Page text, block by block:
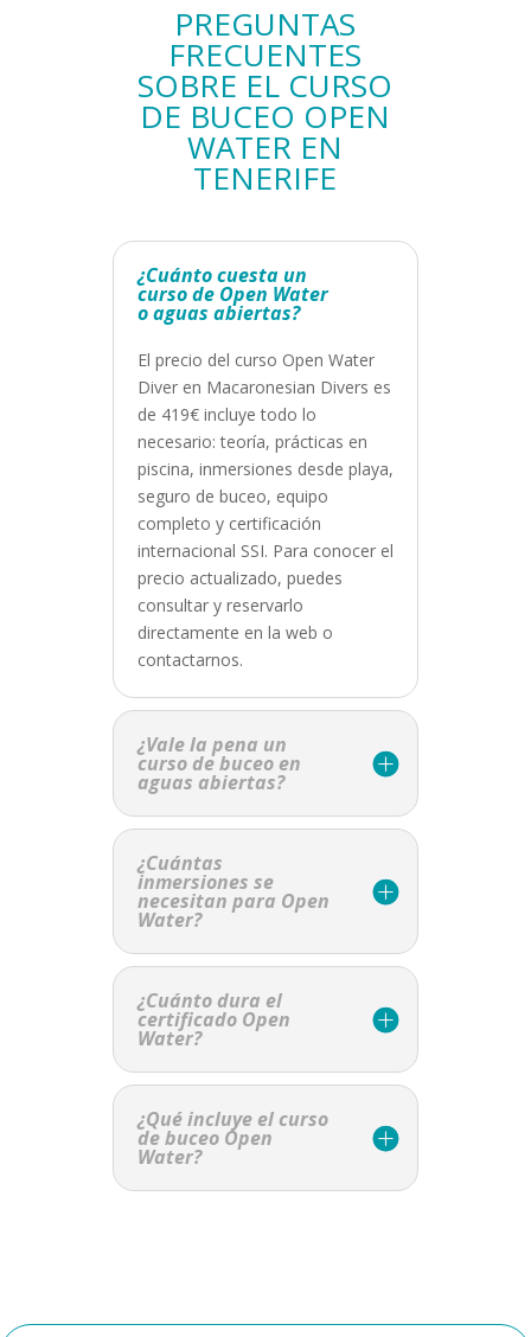
PREGUNTAS
FRECUENTES
SOBRE EL CURSO
DE BUCEO OPEN
WATER EN
TENERIFE
¿Cuánto cuesta un
curso de Open Water
o aguas abiertas?
El precio del curso Open Water
Diver en Macaronesian Divers es
de 419€ incluye todo lo
necesario: teoría, prácticas en
piscina, inmersiones desde playa,
seguro de buceo, equipo
completo y certificación
internacional SSI. Para conocer el
precio actualizado, puedes
consultar y reservarlo
directamente en la web o
contactarnos.
¿Vale la pena un
curso de buceo en
aguas abiertas?
¿Cuántas
inmersiones se
necesitan para Open
Water?
¿Cuánto dura el
certificado Open
Water?
¿Qué incluye el curso
de buceo Open
Water?